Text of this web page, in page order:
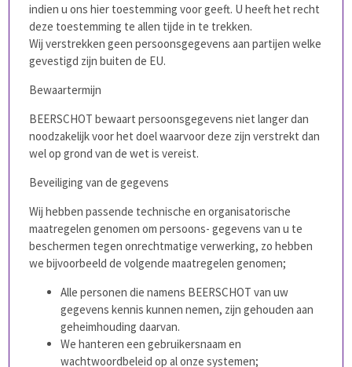
indien u ons hier toestemming voor geeft. U heeft het recht
deze toestemming te allen tijde in te trekken.
Wij verstrekken geen persoonsgegevens aan partijen welke
gevestigd zijn buiten de EU.
Bewaartermijn
BEERSCHOT bewaart persoonsgegevens niet langer dan
noodzakelijk voor het doel waarvoor deze zijn verstrekt dan
wel op grond van de wet is vereist.
Beveiliging van de gegevens
Wij hebben passende technische en organisatorische
maatregelen genomen om persoons- gegevens van u te
beschermen tegen onrechtmatige verwerking, zo hebben
we bijvoorbeeld de volgende maatregelen genomen;
Alle personen die namens BEERSCHOT van uw
gegevens kennis kunnen nemen, zijn gehouden aan
geheimhouding daarvan.
We hanteren een gebruikersnaam en
wachtwoordbeleid op al onze systemen;